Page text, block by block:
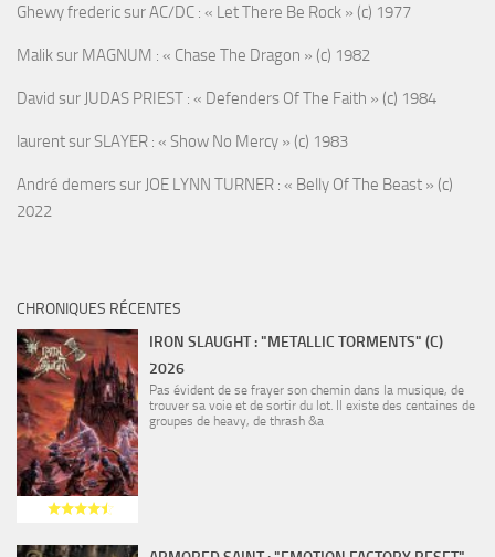
Ghewy fredericsurAC/DC : « Let There Be Rock » (c) 1977
Maliksur MAGNUM : « Chase The Dragon » (c) 1982
David sur JUDAS PRIEST : « Defenders Of The Faith » (c) 1984
laurentsur SLAYER : « Show No Mercy » (c) 1983
André demerssur JOE LYNN TURNER : « Belly Of The Beast » (c)
2022
CHRONIQUES RÉCENTES
IRON SLAUGHT : "METALLIC TORMENTS" (C)
2026
Pas évident de se frayer son chemin dans la musique, de
trouver sa voie et de sortir du lot. Il existe des centaines de
groupes de heavy, de thrash &a